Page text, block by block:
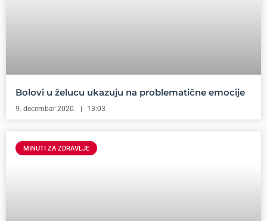
Bolovi u želucu ukazuju na problematične emocije
9. decembar 2020. 13:03
MINUTI ZA ZDRAVLJE